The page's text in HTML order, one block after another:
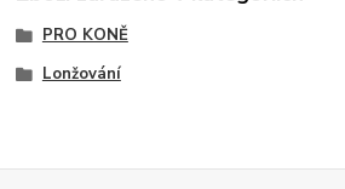
PRO KONĚ
Lonžování